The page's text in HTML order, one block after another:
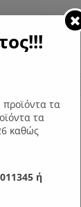
προϊόντα τα
τα
καθώς
ή